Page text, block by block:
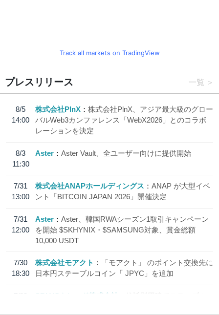
Track all markets on TradingView
プレスリリース 一覧
8/5
14:00
株式会社PlnX
株式会社PlnX、アジア最大級のグロー
バルWeb3カンファレンス「WebX2026」とのコラボ
レーションを決定
8/3
11:30
Aster Aster Vault、全ユーザー向けに提供開始
7/31
13:00
株式会社ANAPホールディングス
ANAP が大型イベ
ント「BITCOIN JAPAN 2026」開催決定
7/31
12:00
Aster
Aster、韓国RWAシーズン1取引キャンペーン
を開始 $SKHYNIX・$SAMSUNG対象、賞金総額
10,000 USDT
7/30
18:30
株式会社モアクト
「モアクト」 のポイント交換先に
日本円ステーブルコイン「 JPYC」を追加
7/29
SBI VCトレード株式会社
信託型円建てステーブル